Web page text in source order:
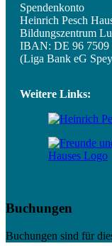
Spendenkonto
Heinrich Pesch
Bildungszentrum
IBAN: DE 96 7509
(Liga Bank eG
Weitere Links:
Buchungen
Buchungen sind für